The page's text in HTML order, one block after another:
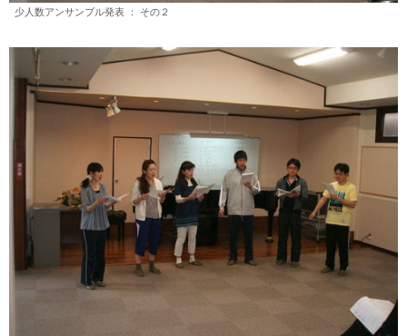
少人数アンサンブル発表 ： その２